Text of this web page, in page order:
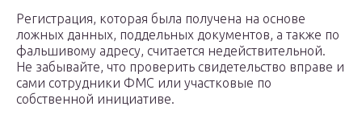
Регистрация, которая была получена на основе
ложных данных, поддельных документов, а также по
фальшивому адресу, считается недействительной.
Не забывайте, что проверить свидетельство вправе и
сами сотрудники ФМС или участковые по
собственной инициативе.